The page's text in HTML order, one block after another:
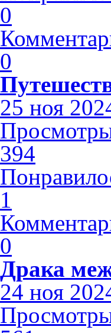
0
0
25 ноя
394
1
0
Драка
24 ноя